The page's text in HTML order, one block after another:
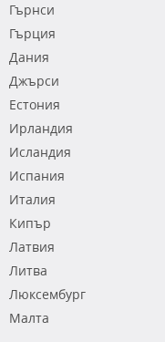
Гърнси
Гърция
Дания
Джърси
Естония
Ирландия
Исландия
Испания
Италия
Кипър
Латвия
Литва
Люксембург
Малта